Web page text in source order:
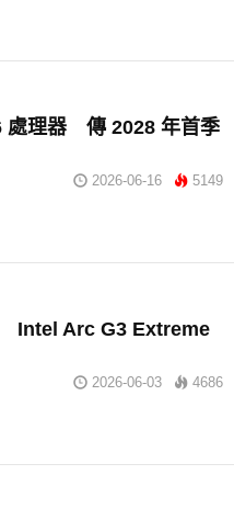
處理器 傳 2028 年首季
2026-06-16 5149
Intel Arc G3 Extreme
2026-06-03 4686